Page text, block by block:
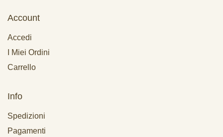
Account
Accedi
I Miei Ordini
Carrello
Info
Spedizioni
Pagamenti